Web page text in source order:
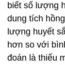
biết số lượng
dung tích
lượng huyết
hơn so với
đoán là thiếu